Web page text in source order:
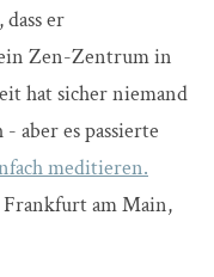
er
Zen-Zentrum in
hat sicher niemand
aber es passierte
meditieren.
Frankfurt am Main,